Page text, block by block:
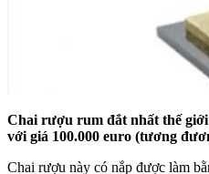
Chai rượu rum đắt nhất thế
với giá 100.000 euro (tương
Chai rượu này có nắp được làm